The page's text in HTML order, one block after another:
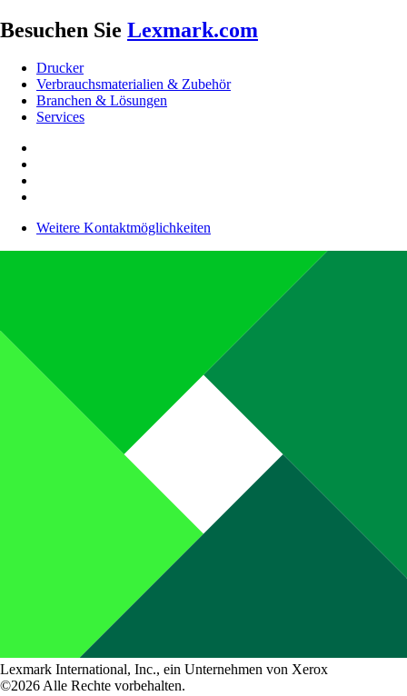
Besuchen Sie Lexmark.com
Drucker
Verbrauchsmaterialien & Zubehör
Branchen & Lösungen
Services
Weitere Kontaktmöglichkeiten
Lexmark International, Inc., ein Unternehmen von Xerox
©2026 Alle Rechte vorbehalten.